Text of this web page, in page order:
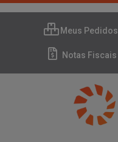
Meus Pedidos
Notas Fiscais